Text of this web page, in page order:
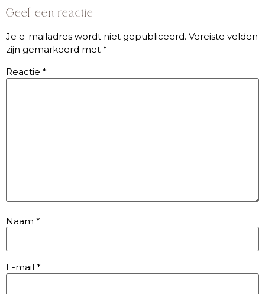
Geef een reactie
Je e-mailadres wordt niet gepubliceerd. Vereiste velden
zijn gemarkeerd met *
Reactie *
Naam *
E-mail *